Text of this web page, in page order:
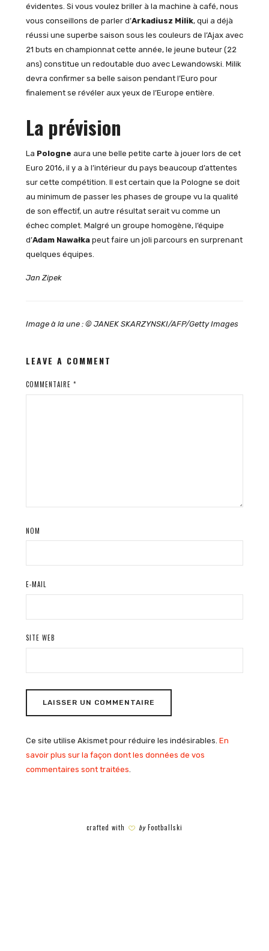
évidentes. Si vous voulez briller à la machine à café, nous
vous conseillons de parler d’Arkadiusz Milik, qui a déjà
réussi une superbe saison sous les couleurs de l’Ajax avec
21 buts en championnat cette année, le jeune buteur (22
ans) constitue un redoutable duo avec Lewandowski. Milik
devra confirmer sa belle saison pendant l’Euro pour
finalement se révéler aux yeux de l’Europe entière.
La prévision
La Pologne aura une belle petite carte à jouer lors de cet
Euro 2016, il y a à l’intérieur du pays beaucoup d’attentes
sur cette compétition. Il est certain que la Pologne se doit
au minimum de passer les phases de groupe vu la qualité
de son effectif, un autre résultat serait vu comme un
échec complet. Malgré un groupe homogène, l’équipe
d’Adam Nawałkapeut faire un joli parcours en surprenant
quelques équipes.
Jan Zipek
Image à la une : © JANEK SKARZYNSKI/AFP/Getty Images
LEAVE A COMMENT
COMMENTAIRE *
NOM
E-MAIL
SITE WEB
Ce site utilise Akismet pour réduire les indésirables. En
savoir plus sur la façon dont les données de vos
commentaires sont traitées.
crafted with byFootballski